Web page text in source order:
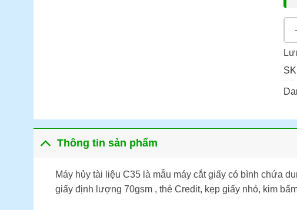
Thông tin sản phẩm
Máy hủy tài liệu C35 là mẫu máy cắt giấy có bình chứa
giấy định lượng 70gsm , thẻ Credit, kẹp giấy nhỏ, kim